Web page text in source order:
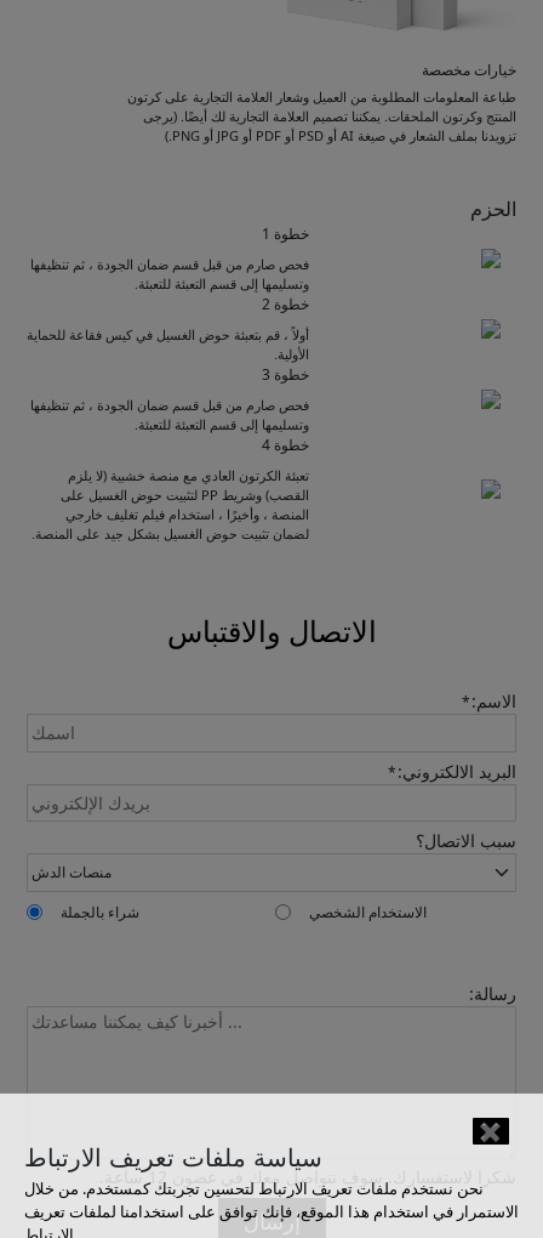
خيارات مخصصة
طباعة المعلومات المطلوبة من العميل وشعار العلامة التجارية على كرتون
المنتج وكرتون الملحقات. يمكننا تصميم العلامة التجارية لك أيضًا. (يرجى
تزويدنا بملف الشعار في صيغة AI أو PSD أو PDF أو JPG أو PNG.)
الحزم
خطوة 1
فحص صارم من قبل قسم ضمان الجودة ، ثم تنظيفها
وتسليمها إلى قسم التعبئة للتعبئة.
خطوة 2
أولاً ، قم بتعبئة حوض الغسيل في كيس فقاعة للحماية
الأولية.
خطوة 3
فحص صارم من قبل قسم ضمان الجودة ، ثم تنظيفها
وتسليمها إلى قسم التعبئة للتعبئة.
خطوة 4
تعبئة الكرتون العادي مع منصة خشبية (لا يلزم
القصب) وشريط PP لتثبيت حوض الغسيل على
المنصة ، وأخيرًا ، استخدام فيلم تغليف خارجي
لضمان تثبيت حوض الغسيل بشكل جيد على المنصة.
Get Catalogue
Please leave your contact information,the
catalogue will be sent to your mailbox
Send
Confirmed
الاتصال والاقتباس
الاسم:*
البريد الالكتروني:*
سبب الاتصال؟
شراء بالجملة الاستخدام الشخصي
رسالة:
شكرا لاستفسارك. سوف نتواصل معك في غضون 12 ساعة.
إرسال
✖
سياسة ملفات تعريف الارتباط
نحن نستخدم ملفات تعريف الارتباط لتحسين تجربتك كمستخدم. من خلال
الاستمرار في استخدام هذا الموقع، فإنك توافق على استخدامنا لملفات تعريف